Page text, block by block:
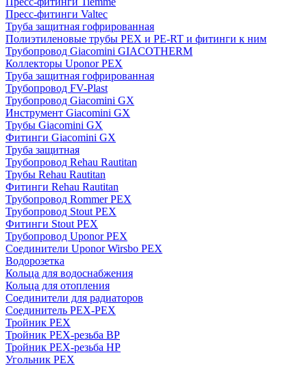
Пресс-фитинги Valtec
Труба защитная гофрированная
Полиэтиленовые трубы PEX и PE-RT и фитинги к ним
Трубопровод Giacomini GIACOTHERM
Коллекторы Uponor PEX
Труба защитная гофрированная
Трубопровод FV-Plast
Трубопровод Giacomini GX
Инструмент Giacomini GX
Трубы Giacomini GX
Фитинги Giacomini GX
Труба защитная
Трубопровод Rehau Rautitan
Трубы Rehau Rautitan
Фитинги Rehau Rautitan
Трубопровод Rommer PEX
Трубопровод Stout PEX
Фитинги Stout PEX
Трубопровод Uponor PEX
Соединители Uponor Wirsbo PEX
Водорозетка
Кольца для водоснабжения
Кольца для отопления
Соединители для радиаторов
Соединитель PEX-PEX
Тройник PEX
Тройник PEX-резьба ВР
Тройник PEX-резьба НР
Угольник PEX